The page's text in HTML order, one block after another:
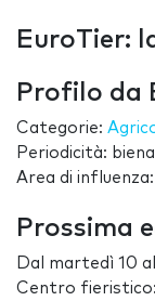
EuroTier:
Profilo da
Categorie:
Periodicità: bienal
Area di influenza:
Prossima
Dal martedì 10 al
Centro fieristico: